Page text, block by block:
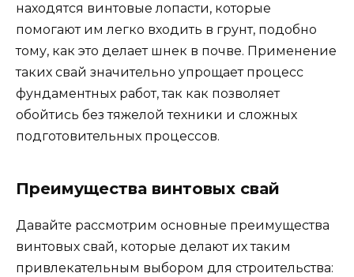
находятся винтовые лопасти, которые
помогают им легко входить в грунт, подобно
тому, как это делает шнек в почве. Применение
таких свай значительно упрощает процесс
фундаментных работ, так как позволяет
обойтись без тяжелой техники и сложных
подготовительных процессов.
Преимущества винтовых свай
Давайте рассмотрим основные преимущества
винтовых свай, которые делают их таким
привлекательным выбором для строительства: